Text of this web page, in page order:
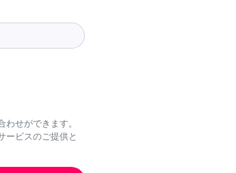
せができます。
ービスのご提供と